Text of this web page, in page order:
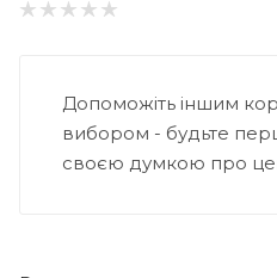
Допоможіть іншим
вибором - будьте
своєю думкою про